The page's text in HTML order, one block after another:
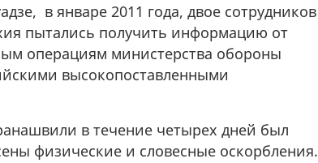
в январе 2011 года, двое сотрудников
пытались получить информацию от
операциям министерства обороны
высокопоставленными
в течение четырех дней был
физические и словесные оскорбления.